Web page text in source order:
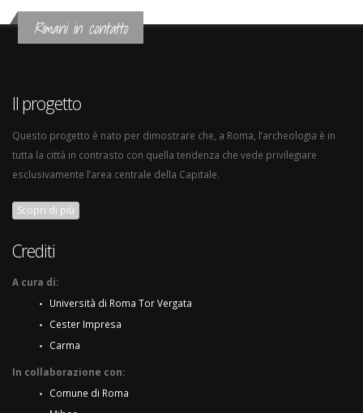
Rimani in contatto
Il progetto
Questo progetto è nato per dimostrare che, a Roma, l’archeologia è in
tutta la città in contrasto con quella tendenza che vede privilegiare
esclusivamente l’area centrale della Capitale.
Scopri di più
Crediti
A cura di:
Università di Roma Tor Vergata
Cester Impresa
Carma
In collaborazione con:
Comune di Roma